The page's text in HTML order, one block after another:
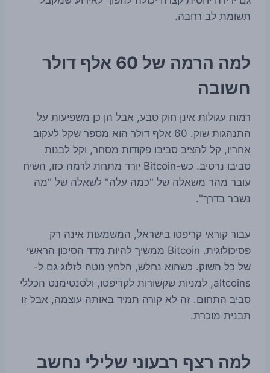
תשומת לב רחבה.
למה הרמה של 60 אלף דולר
חשובה
רמות עגולות אינן חוק טבע, אבל הן כן משפיעות על
התנהגות שוק. 60 אלף דולר הוא מספר שקל לעקוב
אחריו, קל להציב סביבו פקודות מסחר, וקל לבנות
סביבו נרטיב. כש-Bitcoin יורד מתחת לרמה כזו, השיח
עובר מהר משאלה של "כמה עלה" לשאלה של "מה
נשבר בדרך".
עבור קוראי קריפטו בישראל, המשמעות אינה רק
פסיכולוגית. Bitcoin ממשיך להיות מדד הסיכון הראשי
של כל השוק. כשהוא נחלש, הלחץ נוטה לזלוג גם ל-
altcoins, למניות שקשורות לקריפטו, ולסנטימנט הכללי
סביב התחום. זה לא קורה תמיד באותה עוצמה, אבל זו
תבנית מוכרת.
למה רצף רבעוני שלילי נחשב